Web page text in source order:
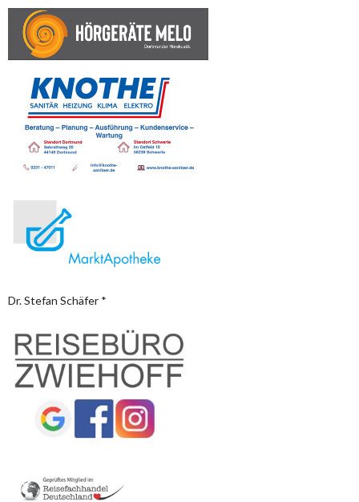
Dr. Stefan Schäfer *